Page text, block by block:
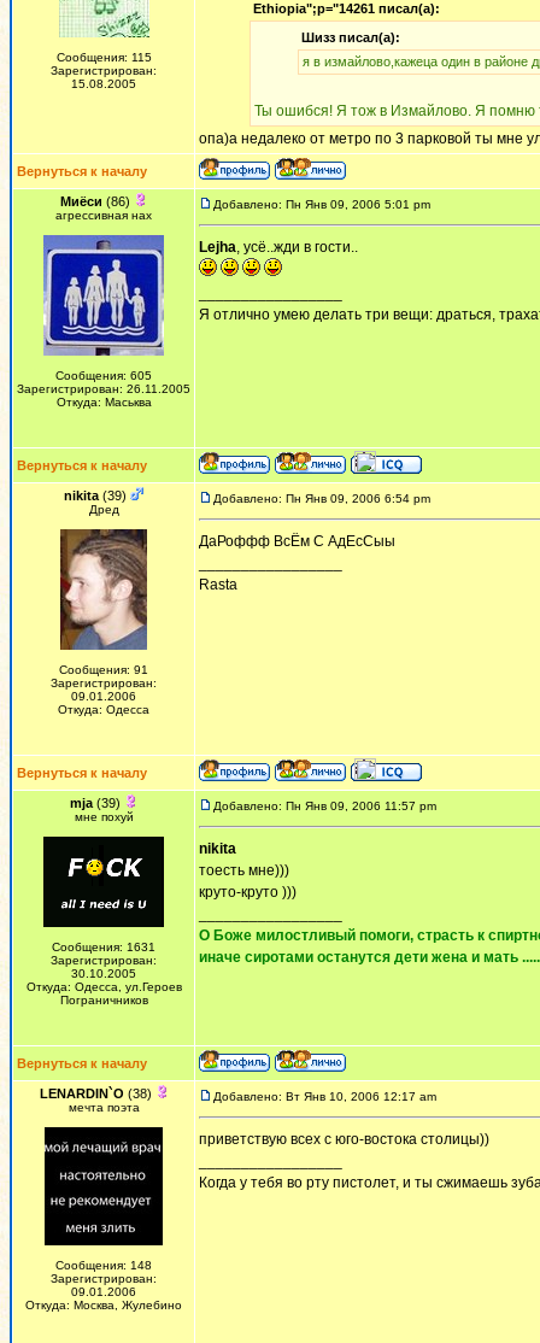
Сообщения: 115
Зарегистрирован:
15.08.2005
Ethiopia";p="14261 писал(а):
Шизз писал(а):
я в измайлово,кажеца один в районе
Ты ошибся! Я тож в Измайлово. Я
опа)а недалеко от метро по 3 парковой ты мне
Вернуться к началу
Миёси (86)
агрессивная нах
Сообщения: 605
Зарегистрирован: 26.11.2005
Откуда: Маськва
Добавлено: Пн Янв 09, 2006 5:01 pm
Lejha, усё..жди в гости..
Я отлично умею делать три вещи: драться,
Вернуться к началу
nikita (39)
Дред
Сообщения: 91
Зарегистрирован:
09.01.2006
Откуда: Одесса
Добавлено: Пн Янв 09, 2006 6:54 pm
ДаРоффф ВсЁм С АдЕсСыы
Rasta
Вернуться к началу
mja (39)
мне похуй
Сообщения: 1631
Зарегистрирован:
30.10.2005
Откуда: Одесса, ул.Героев
Пограничников
Добавлено: Пн Янв 09, 2006 11:57 pm
nikita
тоесть мне)))
круто-круто )))
О Боже милостливый помоги, страсть к
иначе сиротами останутся дети жена и мать
Вернуться к началу
LENARDIN`O (38)
мечта поэта
Сообщения: 148
Зарегистрирован:
09.01.2006
Откуда: Москва, Жулебино
Добавлено: Вт Янв 10, 2006 12:17 am
приветствую всех с юго-востока столицы))
Когда у тебя во рту пистолет, и ты сжимаешь